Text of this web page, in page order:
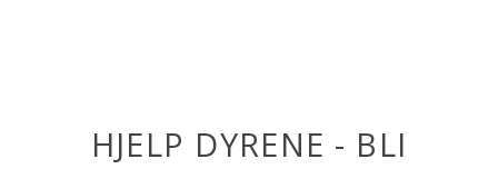
HJELP DYRENE - BLI